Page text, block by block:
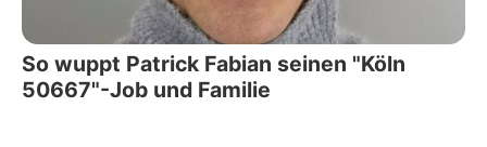
So wuppt Patrick Fabian seinen "Köln
50667"-Job und Familie